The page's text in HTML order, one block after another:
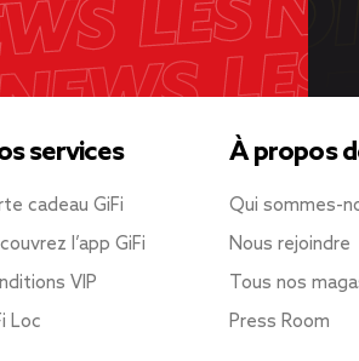
services
cadeau GiFi
l’app GiFi
VIP
Loc
À propos
Qui sommes-
Nous rejoindre
Tous nos
Press Room